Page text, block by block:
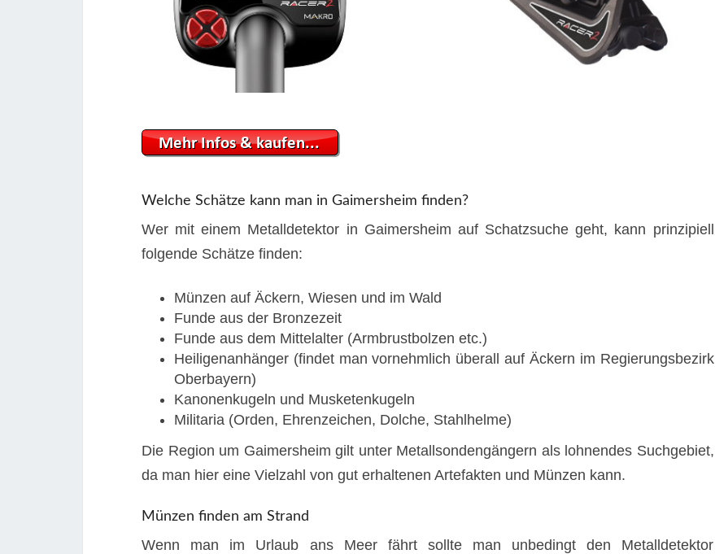
Welche Schätze kann man in Gaimersheim finden?
Wer mit einem Metalldetektor in Gaimersheim auf Schatzsuche geht, kann prinzipiell
folgende Schätze finden:
Münzen auf Äckern, Wiesen und im Wald
Funde aus der Bronzezeit
Funde aus dem Mittelalter (Armbrustbolzen etc.)
Heiligenanhänger (findet man vornehmlich überall auf Äckern im Regierungsbezirk
Oberbayern)
Kanonenkugeln und Musketenkugeln
Militaria (Orden, Ehrenzeichen, Dolche, Stahlhelme)
Die Region um Gaimersheim gilt unter Metallsondengängern als lohnendes Suchgebiet,
da man hier eine Vielzahl von gut erhaltenen Artefakten und Münzen kann.
Münzen finden am Strand
Wenn man im Urlaub ans Meer fährt sollte man unbedingt den Metalldetektor